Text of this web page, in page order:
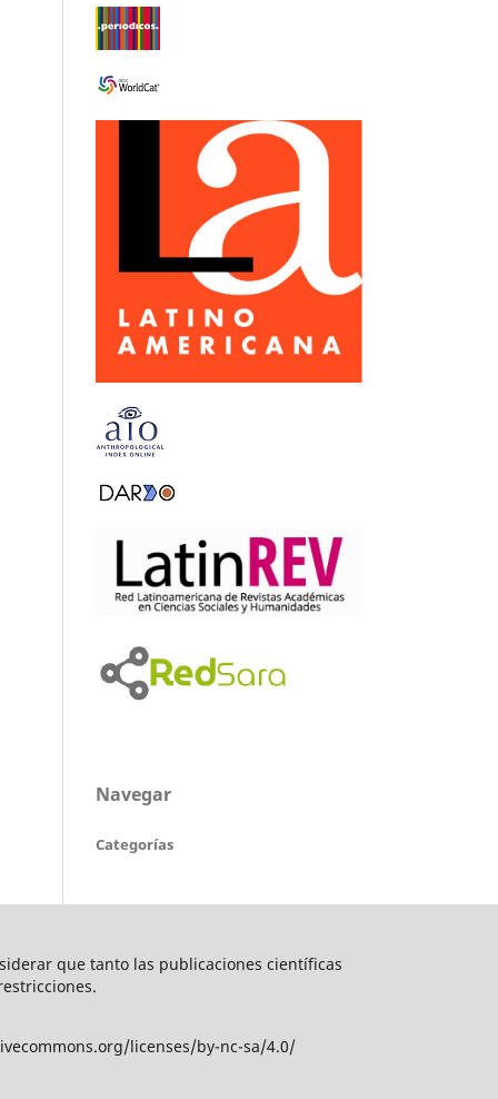
Navegar
Categorías
que tanto las publicaciones científicas
licenses/by-nc-sa/4.0/